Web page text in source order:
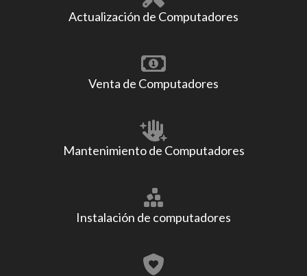
Actualización de Computadores
Venta de Computadores
Mantenimiento de Computadores
Instalación de computadores